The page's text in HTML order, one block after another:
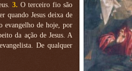
3. O terceiro fio são
quando Jesus deixa de
evangelho de hoje, por
da ação de Jesus. A
De qualquer